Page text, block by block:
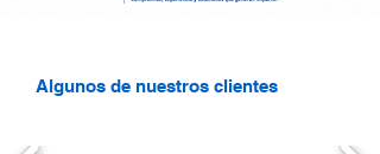
Algunos de nuestros clientes